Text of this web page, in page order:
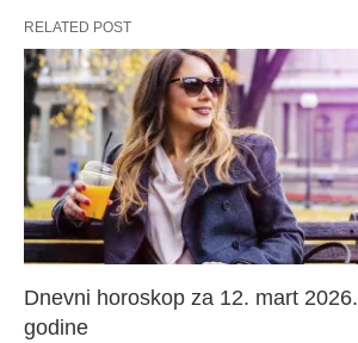
RELATED POST
Dnevni horoskop za 12. mart 2026.
godine